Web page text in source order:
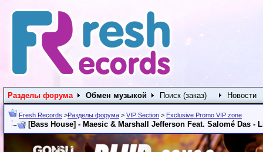
Разделы форума Обмен музыкой Поиск (заказ) Новости
Fresh Records >Разделы форума > VIP Section > Exclusive Promo VIP zone
[Bass House] - Maesic & Marshall Jefferson Feat. Salomé Das